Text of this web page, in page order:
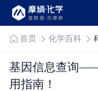
首页 化学百科
基因信息查询
用指南！